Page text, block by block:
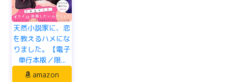
天然小説家に、恋
を教えるハメにな
りました。【電子
単行本版／限...
amazon